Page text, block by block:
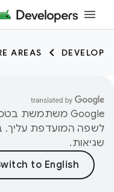
DEVELOP
AREAS
לשפה המועדפת עליך.
שגיאות.